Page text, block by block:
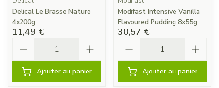
Delical Le Brasse Nature
4x200g
11,49 €
Ajouter au panier
Modifast Intensive Vanilla
Flavoured Pudding 8x55g
30,57 €
Ajouter au panier